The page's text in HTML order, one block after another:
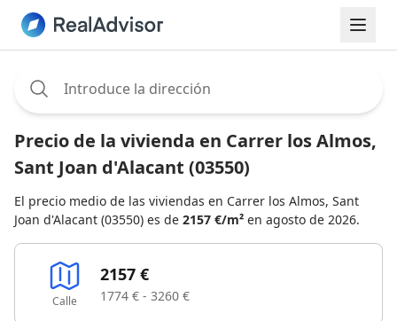
Precio de la vivienda en Carrer los Almos,
Sant Joan d'Alacant (03550)
El precio medio de las viviendas en Carrer los Almos, Sant
Joan d'Alacant (03550) es de 2157 €/m² en agosto de 2026.
Calle
2157 €
1774 € - 3260 €